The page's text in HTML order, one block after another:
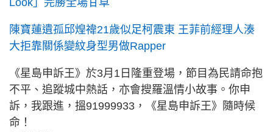
Look」完勝全場甘草
陳寶蓮遺孤邱煌禕21歲似足柯震東 王菲前經理人湊
大拒靠關係變紋身型男做Rapper
《星島申訴王》於3月1日隆重登場，節目為民請命抱
不平、追蹤城中熱話，亦會搜羅溫情小故事。你申
訴，我跟進，搵91999933，《星島申訴王》隨時候
命！